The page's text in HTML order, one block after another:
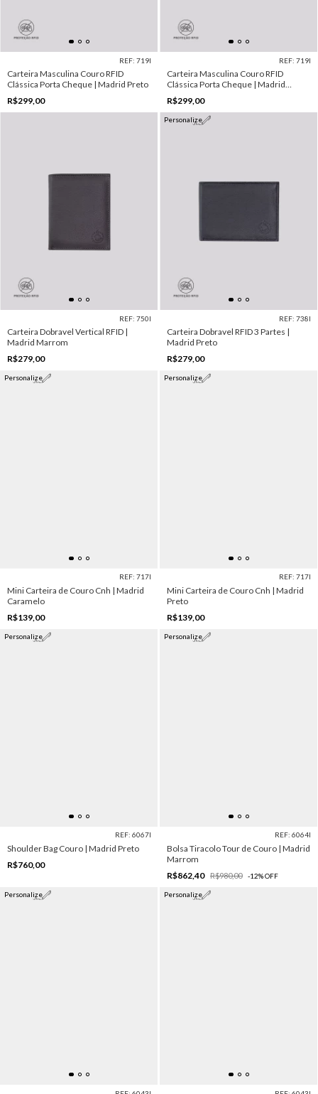
REF: 719I
Carteira Masculina Couro RFID
Clássica Porta Cheque | Madrid Preto
R$299,00
REF: 719I
Carteira Masculina Couro RFID
Clássica Porta Cheque | Madrid
Marrom
R$299,00
REF: 750I
Carteira Dobravel Vertical RFID |
Madrid Marrom
R$279,00
Personalize
REF: 738I
Carteira Dobravel RFID 3 Partes |
Madrid Preto
R$279,00
Personalize
REF: 717I
Mini Carteira de Couro Cnh | Madrid
Caramelo
R$139,00
Personalize
REF: 717I
Mini Carteira de Couro Cnh | Madrid
Preto
R$139,00
Personalize
REF: 6067I
Shoulder Bag Couro | Madrid Preto
R$760,00
Personalize
REF: 6064I
Bolsa Tiracolo Tour de Couro | Madrid
Marrom
R$862,40
R$980,00 -12%OFF
Personalize Personalize